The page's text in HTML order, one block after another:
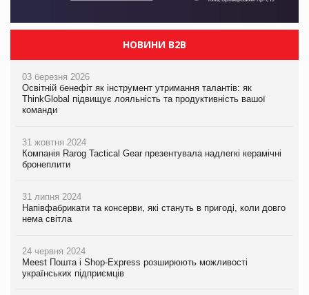
НОВИНИ B2B
03 березня 2026
Освітній бенефіт як інструмент утримання талантів: як
ThinkGlobal підвищує лояльність та продуктивність вашої
команди
31 жовтня 2024
Компанія Rarog Tactical Gear презентувала надлегкі керамічні
бронеплити
31 липня 2024
Напівфабрикати та консерви, які стануть в пригоді, коли довго
нема світла
24 червня 2024
Meest Пошта і Shop-Express розширюють можливості
українських підприємців